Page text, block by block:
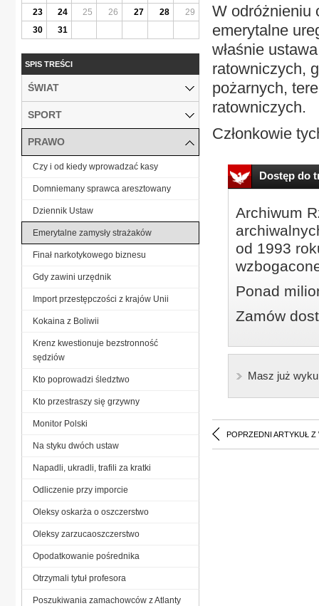
W odróżnieniu
emerytalne
właśnie
ratowniczych,
pożarnych,
ratowniczych.
Członkowie
Dostęp do
Archiwum
od 1993
Ponad
Zamów
Masz już
POPRZEDNI ARTYKUŁ Z
23
24 25 26 27 28
29
30
31
SPIS TREŚCI
ŚWIAT
SPORT
PRAWO
Czy i od kiedy wprowadzać kasy
Domniemany sprawca aresztowany
Dziennik Ustaw
Emerytalne zamysły strażaków
Finał narkotykowego biznesu
Gdy zawini urzędnik
Import przestępczości z krajów Unii
Kokaina z Boliwii
Krenz kwestionuje bezstronność
sędziów
Kto poprowadzi śledztwo
Kto przestraszy się grzywny
Monitor Polski
Na styku dwóch ustaw
Napadli, ukradli, trafili za kratki
Odliczenie przy imporcie
Oleksy oskarża o oszczerstwo
Oleksy zarzucaoszczerstwo
Opodatkowanie pośrednika
Otrzymali tytuł profesora
Poszukiwania zamachowców z Atlanty